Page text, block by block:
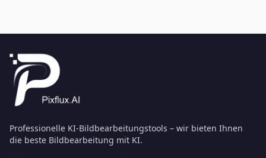
Professionelle KI-Bildbearbeitungstools – wir bieten Ihnen
die beste Bildbearbeitung mit KI.